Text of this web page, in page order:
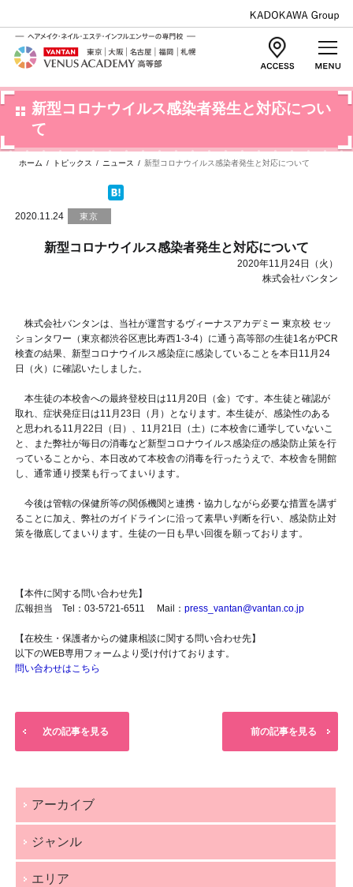
新型コロナウイルス感染者発生と対応につい
て
ホーム / トピックス / ニュース / 新型コロナウイルス感染者発生と対応について
2020.11.24 東京
新型コロナウイルス感染者発生と対応について
2020年11月24日（火）
株式会社バンタン
株式会社バンタンは、当社が運営するヴィーナスアカデミー 東京校 セッ
ションタワー（東京都渋谷区恵比寿西1-3-4）に通う高等部の生徒1名がPCR
検査の結果、新型コロナウイルス感染症に感染していることを本日11月24
日（火）に確認いたしました。
本生徒の本校舎への最終登校日は11月20日（金）です。本生徒と確認が
取れ、症状発症日は11月23日（月）となります。本生徒が、感染性のある
と思われる11月22日（日）、11月21日（土）に本校舎に通学していないこ
と、また弊社が毎日の消毒など新型コロナウイルス感染症の感染防止策を行
っていることから、本日改めて本校舎の消毒を行ったうえで、本校舎を開館
し、通常通り授業も行ってまいります。
今後は管轄の保健所等の関係機関と連携・協力しながら必要な措置を講ず
ることに加え、弊社のガイドラインに沿って素早い判断を行い、感染防止対
策を徹底してまいります。生徒の一日も早い回復を願っております。
【本件に関する問い合わせ先】
広報担当 Tel：03-5721-6511 Mail： press_vantan@vantan.co.jp
【在校生・保護者からの健康相談に関する問い合わせ先】
以下のWEB専用フォームより受け付けております。
問い合わせはこちら
次の記事を見る 前の記事を見る
アーカイブ
ジャンル
エリア